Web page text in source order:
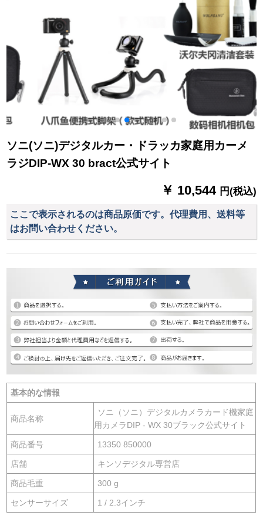
ソニ(ソニ)デジタルカー・ドラッカ家庭用カーメ
ラジDIP-WX 30 bract公式サイト
￥ 10,544 円(税込)
ここで表示されるのは商品原価です。代理費用、送料等
はお問い合わせください。
基本的な情報
商品名称
ソニ（ソニ）デジタルカメラカード機家庭
用カメラDIP - WX 30ブラック公式サイト
商品番号 13350 850000
店舗 キンソデジタル専営店
商品毛重 300 g
センサーサイズ 1 / 2.3インチ